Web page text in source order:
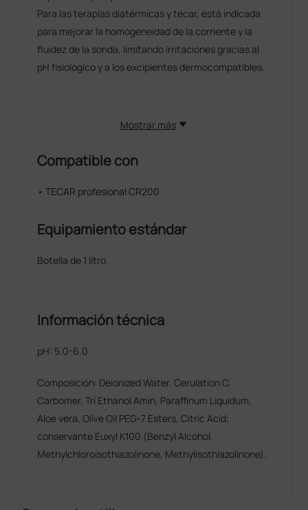
Para las terapias diatérmicas y tecar, está indicada
para mejorar la homogeneidad de la corriente y la
fluidez de la sonda, limitando irritaciones gracias al
pH fisiológico y a los excipientes dermocompatibles.
Mostrar más
Compatible con
• TECAR profesional CR200
Equipamiento estándar
Botella de 1 litro.
Información técnica
pH: 5.0-6.0
Composición: Deionized Water, Cerulation C,
Carbomer, Tri Ethanol Amin, Paraffinum Liquidum,
Aloe vera, Olive Oil PEG-7 Esters, Citric Acid;
conservante Euxyl K100 (Benzyl Alcohol,
Methylchloroisothiazolinone, Methylisothiazolinone).